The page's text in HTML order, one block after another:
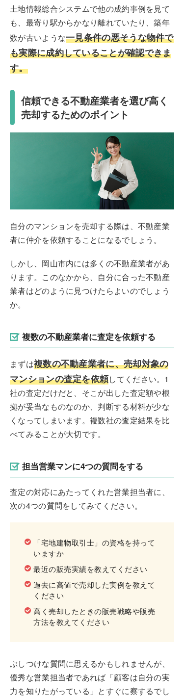
土地情報総合システムで他の成約事例を見て
も、最寄り駅からかなり離れていたり、築年
数が古いような一見条件の悪そうな物件で
も実際に成約していることが確認できま
す。
信頼できる不動産業者を選び高く
売却するためのポイント
自分のマンションを売却する際は、不動産業
者に仲介を依頼することになるでしょう。
しかし、岡山市内には多くの不動産業者があ
ります。このなかから、自分に合った不動産
業者はどのように見つけたらよいのでしょう
か。
複数の不動産業者に査定を依頼する
まずは複数の不動産業者に、売却対象の
マンションの査定を依頼してください。1
社の査定だけだと、そこが出した査定額や根
拠が妥当なものなのか、判断する材料が少な
くなってしまいます。複数社の査定結果を比
べてみることが大切です。
担当営業マンに4つの質問をする
査定の対応にあたってくれた営業担当者に、
次の4つの質問をしてみてください。
「宅地建物取引士」の資格を持って
いますか
最近の販売実績を教えてください
過去に高値で売却した実例を教えて
ください
高く売却したときの販売戦略や販売
方法を教えてください
ぶしつけな質問に思えるかもしれませんが、
優秀な営業担当者であれば「顧客は自分の実
力を知りたがっている」とすぐに察するでし